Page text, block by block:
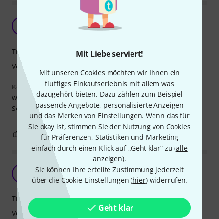
Mit Liebe serviert!
Mit unseren Cookies möchten wir Ihnen ein
fluffiges Einkaufserlebnis mit allem was
dazugehört bieten. Dazu zählen zum Beispiel
passende Angebote, personalisierte Anzeigen
und das Merken von Einstellungen. Wenn das für
Sie okay ist, stimmen Sie der Nutzung von Cookies
für Präferenzen, Statistiken und Marketing
einfach durch einen Klick auf „Geht klar“ zu (alle
anzeigen).
Sie können Ihre erteilte Zustimmung jederzeit
über die Cookie-Einstellungen (hier) widerrufen.
Geht klar
Für den Preis Perfekt
OKRlM 05.11.2023
Keinerlei Mängel aufzuweißen, Tragekomfort könnte ein
wenig besser sein, aber das war für den Preis zu erwarten.
Sonst Top.
Tragekomfort
Verarbeitung
0 BEWERTUNG MELDEN
Anonym 17.11.2023
Tragekomfort
Verarbeitung